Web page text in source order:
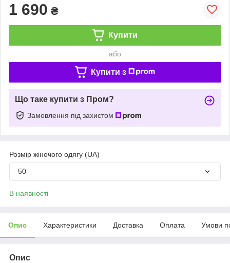
1 690 ₴
Купити
або
Купити з
Що таке купити з Пром?
Замовлення під захистом
Розмір жіночого одягу (UA)
50
В наявності
Опис Характеристики Доставка Оплата Умови
Опис